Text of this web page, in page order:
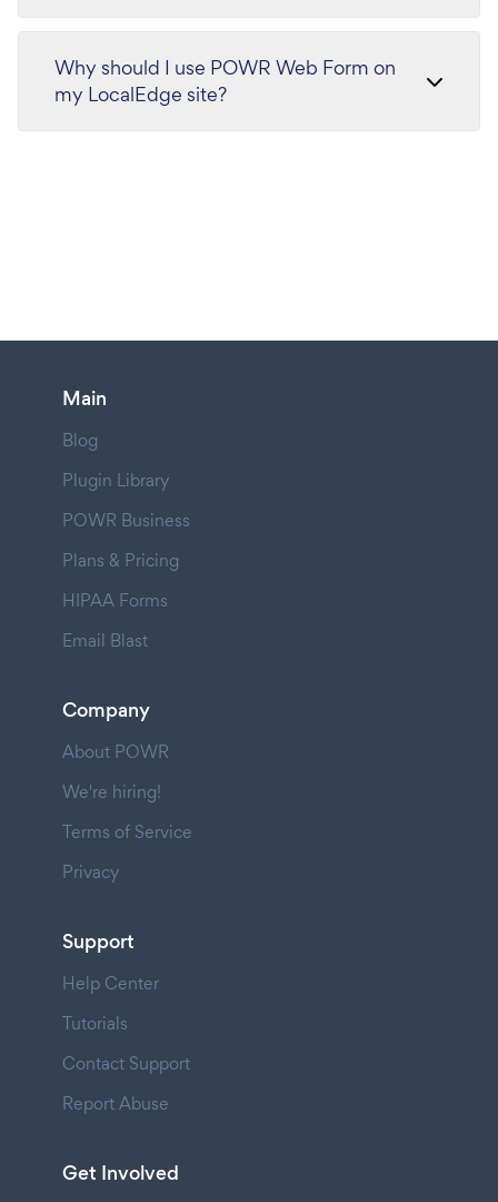
Why should I use POWR Web Form on
my LocalEdge site?
Main
Blog
Plugin Library
POWR Business
Plans & Pricing
HIPAA Forms
Email Blast
Company
About POWR
We're hiring!
Terms of Service
Privacy
Support
Help Center
Tutorials
Contact Support
Report Abuse
Get Involved